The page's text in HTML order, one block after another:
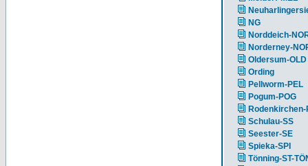
NG
Norddeich-
Norderney-
Oldersum-OLD
Ording
Pellworm-PEL
Pogum-POG
Rodenkirchen-
Schulau-SS
Seester-SE
Spieka-SPI
Tönning-ST-